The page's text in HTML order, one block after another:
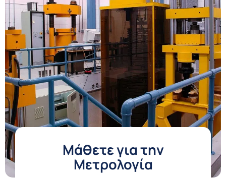
Μάθετε για την
Μετρολογία